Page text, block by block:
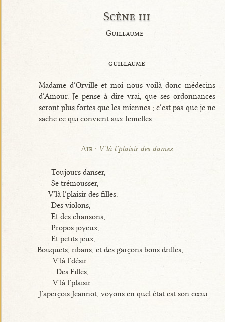
Scène iii
Guillaume
guillaume
Madame d’Orville et moi nous voilà donc médecins
d’Amour. Je pense à dire vrai, que ses ordonnances
seront plus fortes que les miennes ; c’est pas que je ne
sache ce qui convient aux femelles.
Air : V’là l’plaisir des dames
Toujours danser,
Se trémousser,
V’là l’plaisir des filles.
Des violons,
Et des chansons,
Propos joyeux,
Et petits jeux,
Bouquets, ribans, et des garçons bons drilles,
V’là l’désir
Des Filles,
V’là l’plaisir.
J’aperçois Jeannot, voyons en quel état est son cœur.